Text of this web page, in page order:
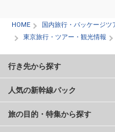
HOME
国内旅行・パッケージ
東京旅行・ツアー・観光情報
行き先から探す
人気の新幹線パック
旅の目的・特集から探す